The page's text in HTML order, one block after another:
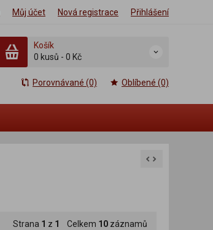
Můj účet Nová registrace Přihlášení
Košík
0 kusů - 0 Kč
Porovnávané (0) Oblíbené (0)
Strana 1 z 1 Celkem 10 záznamů